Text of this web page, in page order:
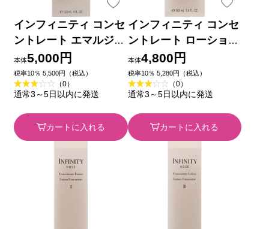
インフィニティ コンセ
ントレート エマルジョ
ン １ １２０ｍｌ コー
セー
本体5,000円
税率10％ 5,500円（税込）
（0）
通常3～5日以内に発送
カートに入れる
インフィニティ コンセ
ントレート ローション
２ （付けかえ用） １
６０ｍｌ コーセー
本体4,800円
税率10％ 5,280円（税込）
（0）
通常3～5日以内に発送
カートに入れる